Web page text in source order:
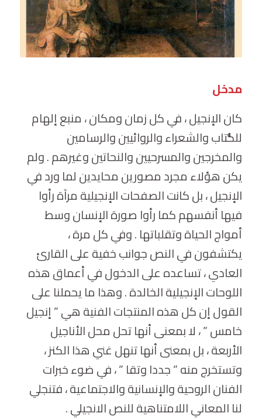
مدخل
كان الإنجيل ، في كل زمان ومكان ، منبع إلهام
للكُّتاب والشعراء والروائيين والرسامين
والمخرجين والمسرحيين والنحاتين وغيرهم . ولم
يكن هؤلاء مجرد مصورين محايدين لما ورد في
الإنجيل ، بل كانت الصفحات الإنجيلية مرآة رأوا
فيها أنفسهم كما رأوا صورة الإنسان وسط
أمواج الحياة وتقلباتها . وفي كل مرة ،
يكتشفون في النص جوانب خفية على القارئ
العادي ، تساعده على الدخول في أعماق هذه
اللوحات الإنجيلية الخالدة . وهذا ما يحملنا على
القول إن كل هذه المنتجات الفنية هي ” إنجيل
خامس ” ، لا بمعنی أنها تحل محل الأناجيل
الأربعة ، بل بمعنى أنها تنهل غني هذا الكنز ،
وتستخرج منه ” جددا وتقا ” ، في ضوء خبرات
الفنان الروحية والإنسانية والاجتماعية ، فتنجلي
لنا المعاني اللامتناهية للنص الانجيلي .